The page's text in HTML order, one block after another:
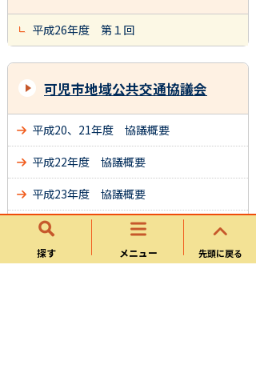
探す メニュー 先頭に戻る
平成26年度 第１回
可児市地域公共交通協議会
平成20、21年度 協議概要
平成22年度 協議概要
平成23年度 協議概要
平成24年度 協議概要
平成25年度 協議概要